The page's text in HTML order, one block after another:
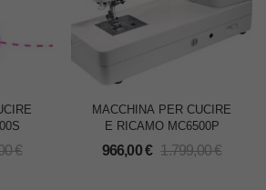
€
MACCHINA PER CUCIRE
E RICAMO MC6500P
966,00€ 1.799,00€